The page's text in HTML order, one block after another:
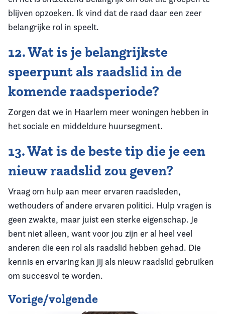
blijven opzoeken. Ik vind dat de raad daar een zeer
belangrijke rol in speelt.
12. Wat is je belangrijkste
speerpunt als raadslid in de
komende raadsperiode?
Zorgen dat we in Haarlem meer woningen hebben in
het sociale en middeldure huursegment.
13. Wat is de beste tip die je een
nieuw raadslid zou geven?
Vraag om hulp aan meer ervaren raadsleden,
wethouders of andere ervaren politici. Hulp vragen is
geen zwakte, maar juist een sterke eigenschap. Je
bent niet alleen, want voor jou zijn er al heel veel
anderen die een rol als raadslid hebben gehad. Die
kennis en ervaring kan jij als nieuw raadslid gebruiken
om succesvol te worden.
Vorige/volgende